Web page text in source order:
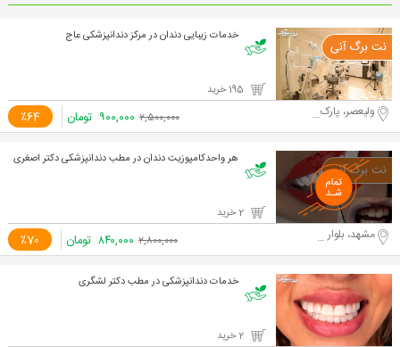
خدمات زیبایی دندان در مرکز دندانپزشکی عاج
٪64 ولیعصر، پارک ساعی ۲,۵۰۰,۰۰۰ ۹۰۰,۰۰۰ تومان
هر واحدکامپوزیت دندان در مطب دندانپزشکی دکتر اصغری
٪70 مشهد، بلوار سجاد ۲,۸۰۰,۰۰۰ ۸۴۰,۰۰۰ تومان
خدمات دندانپزشکی در مطب دکتر لشگری